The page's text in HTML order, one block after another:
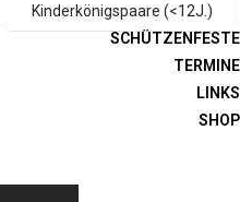
Kinderkönigspaare (<12J.)
SCHÜTZENFESTE
TERMINE
LINKS
SHOP